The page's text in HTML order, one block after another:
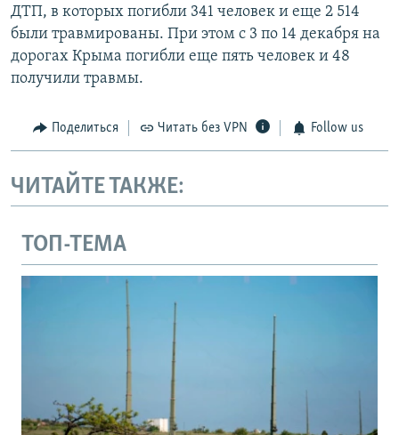
ДТП, в которых погибли 341 человек и еще 2 514
были травмированы. При этом с 3 по 14 декабря на
дорогах Крыма погибли еще пять человек и 48
получили травмы.
Поделиться Читать без VPN Follow us
ЧИТАЙТЕ ТАКЖЕ:
ТОП-ТЕМА